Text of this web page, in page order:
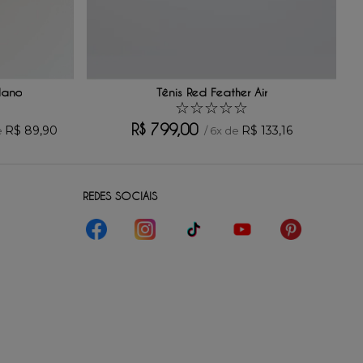
R$ 89,90
Tênis Red Feather Air
☆☆☆☆☆
R$ 799,00 /6x de R$ 133,16
REDES SOCIAIS